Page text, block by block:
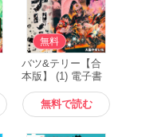
無料
バツ&テリー【合
本版】 (1) 電子書
籍版
無料で読む